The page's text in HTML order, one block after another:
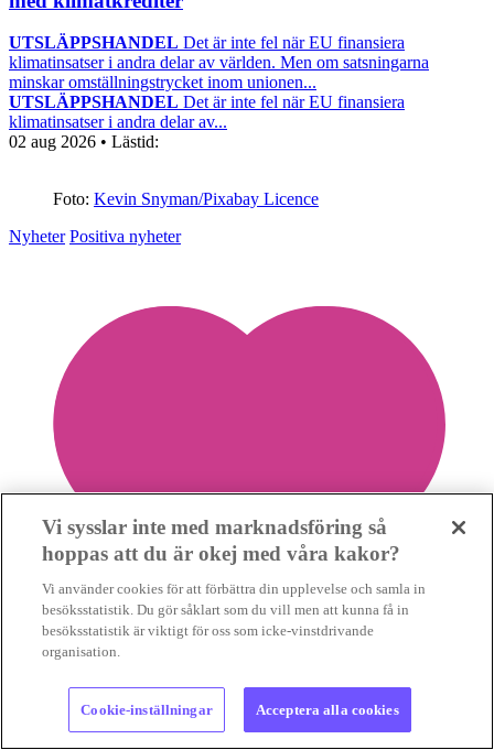
UTSLÄPPSHANDEL Det är inte fel när EU finansiera
klimatinsatser i andra delar av världen. Men om satsningarna
minskar omställningstrycket inom unionen...
UTSLÄPPSHANDEL Det är inte fel när EU finansiera
klimatinsatser i andra delar av...
02 aug 2026 • Lästid:
Foto: Kevin Snyman/Pixabay Licence
Nyheter Positiva nyheter
Vi sysslar inte med marknadsföring så
hoppas att du är okej med våra kakor?
Vi använder cookies för att förbättra din upplevelse och samla in
besöksstatistik. Du gör såklart som du vill men att kunna få in
besöksstatistik är viktigt för oss som icke-vinstdrivande
organisation.
Cookie-inställningar Acceptera alla cookies